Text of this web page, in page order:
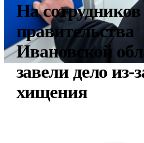
На сотрудников
правительства
Ивановской
завели дело из-
хищения